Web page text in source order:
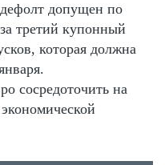
допущен по
третий купонный
которая должна
сосредоточить на